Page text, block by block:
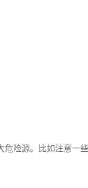
险源。比如注意一